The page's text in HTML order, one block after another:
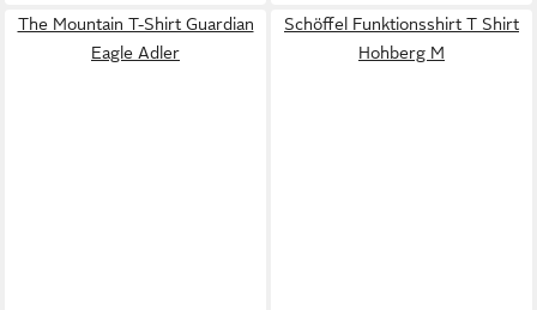
The Mountain T-Shirt Guardian
Eagle Adler
Schöffel Funktionsshirt T Shirt
Hohberg M